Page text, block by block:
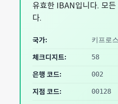
유효한 IBAN입니다. 모든
다.
국가: 키프로스
체크디지트: 58
은행 코드: 002
지점 코드: 00128